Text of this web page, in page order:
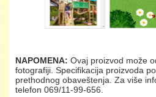
NAPOMENA: Ovaj proizvod može
fotografiji. Specifikacija proizvoda
prethodnog obaveštenja. Za više
telefon 069/11-99-656.